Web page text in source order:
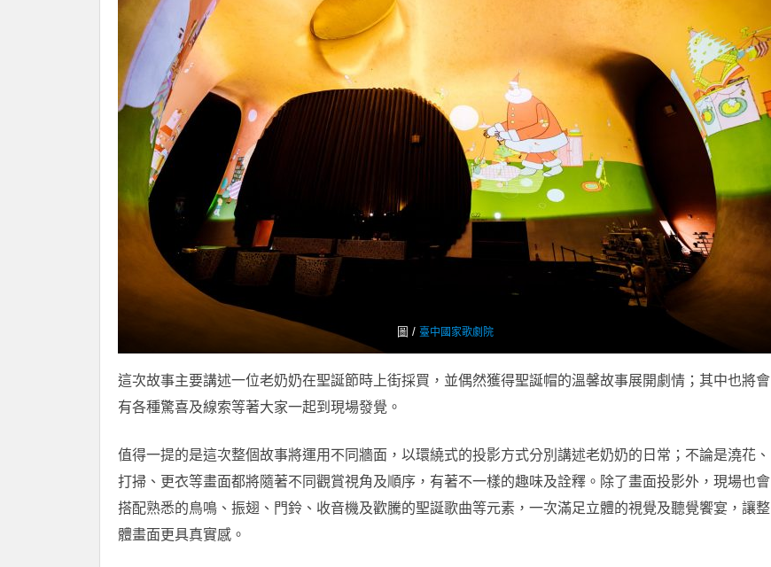
圖 / 臺中國家歌劇院
這次故事主要講述一位老奶奶在聖誕節時上街採買，並偶然獲得聖誕帽的溫馨故事展開劇情；其中也將會
有各種驚喜及線索等著大家一起到現場發覺。
值得一提的是這次整個故事將運用不同牆面，以環繞式的投影方式分別講述老奶奶的日常；不論是澆花、
打掃、更衣等畫面都將隨著不同觀賞視角及順序，有著不一樣的趣味及詮釋。除了畫面投影外，現場也會
搭配熟悉的鳥鳴、振翅、門鈴、收音機及歡騰的聖誕歌曲等元素，一次滿足立體的視覺及聽覺饗宴，讓整
體畫面更具真實感。